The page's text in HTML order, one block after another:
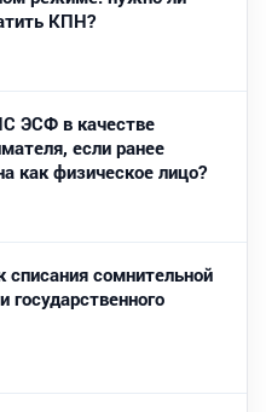
КПН?
ЭСФ в качестве
если ранее
как физическое лицо?
сомнительной
государственного